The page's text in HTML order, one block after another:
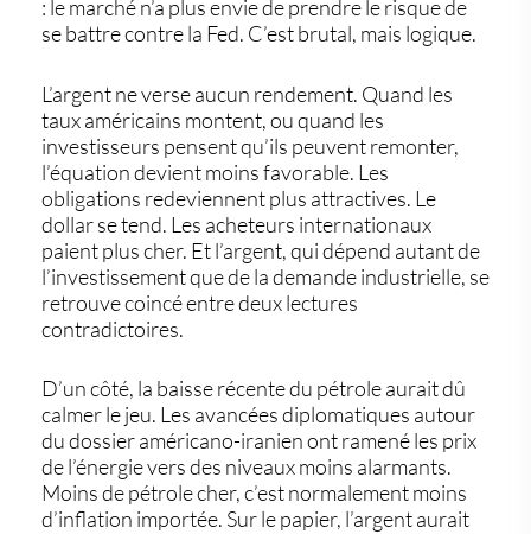
: le marché n’a plus envie de prendre le risque de
se battre contre la Fed. C’est brutal, mais logique.
L’argent ne verse aucun rendement. Quand les
taux américains montent, ou quand les
investisseurs pensent qu’ils peuvent remonter,
l’équation devient moins favorable. Les
obligations redeviennent plus attractives. Le
dollar se tend. Les acheteurs internationaux
paient plus cher. Et l’argent, qui dépend autant de
l’investissement que de la demande industrielle, se
retrouve coincé entre deux lectures
contradictoires.
D’un côté, la baisse récente du pétrole aurait dû
calmer le jeu. Les avancées diplomatiques autour
du dossier américano-iranien ont ramené les prix
de l’énergie vers des niveaux moins alarmants.
Moins de pétrole cher, c’est normalement moins
d’inflation importée. Sur le papier, l’argent aurait